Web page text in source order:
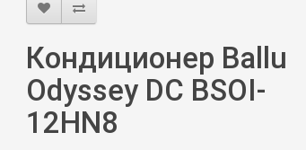
Кондиционер Ballu
Odyssey DС BSOI-
12HN8